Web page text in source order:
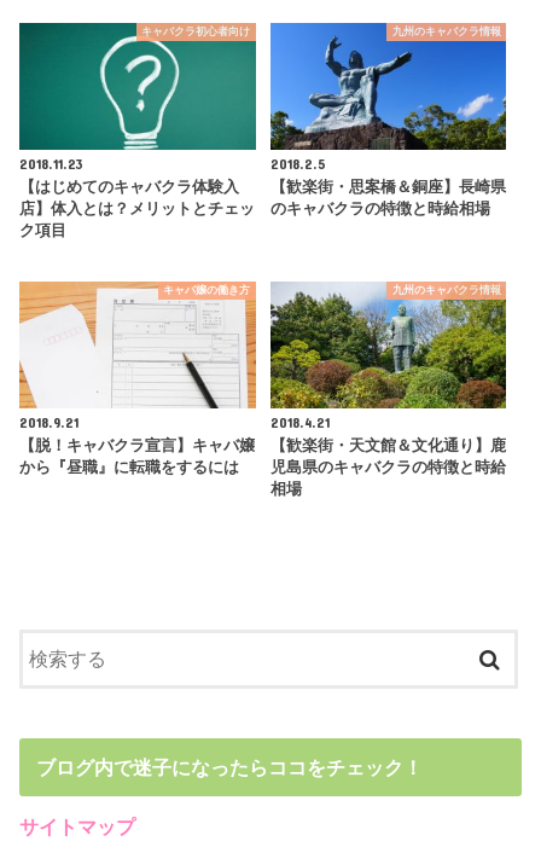
キャバクラ初心者向け
2018.11.23
【はじめてのキャバクラ体験入
店】体入とは？メリットとチェッ
ク項目
九州のキャバクラ情報
2018.2.5
【歓楽街・思案橋＆銅座】長崎県
のキャバクラの特徴と時給相場
キャバ嬢の働き方
2018.9.21
【脱！キャバクラ宣言】キャバ嬢
から『昼職』に転職をするには
九州のキャバクラ情報
2018.4.21
【歓楽街・天文館＆文化通り】鹿
児島県のキャバクラの特徴と時給
相場
ブログ内で迷子になったらココをチェック！
サイトマップ